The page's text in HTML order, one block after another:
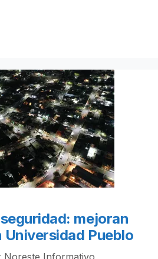
mejoran
Universidad Pueblo
Noreste Informativo